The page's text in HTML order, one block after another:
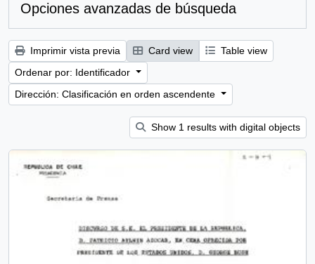
Opciones avanzadas de búsqueda
Imprimir vista previa Card view
Table view
Ordenar por: Identificador
Dirección: Clasificación en orden ascendente
Show 1 results with digital objects